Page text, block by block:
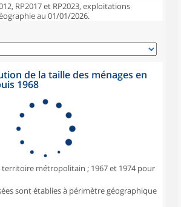
RP2017 et RP2023, exploitations
au 01/01/2026.
de la taille des ménages en
1968
territoire métropolitain ; 1967 et 1974 pour
sont établies à périmètre géographique